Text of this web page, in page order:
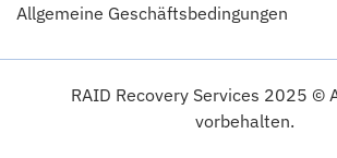
Allgemeine Geschäftsbedingungen
RAID Recovery Services 2025 ©
vorbehalten.